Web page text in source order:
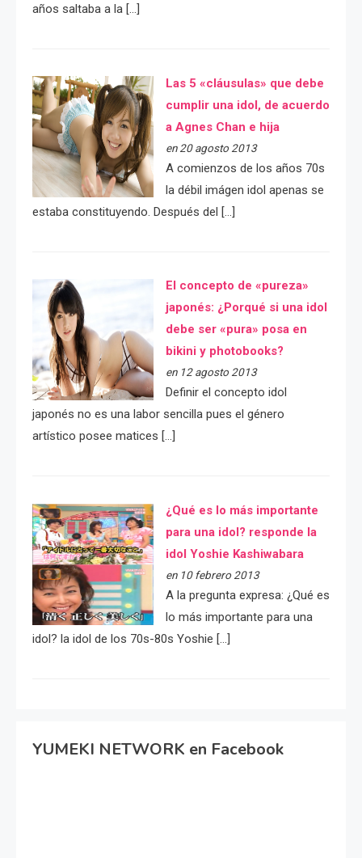
años saltaba a la […]
Las 5 «cláusulas» que debe
cumplir una idol, de acuerdo
a Agnes Chan e hija
en 20 agosto 2013
A comienzos de los años 70s
la débil imágen idol apenas se
estaba constituyendo. Después del […]
El concepto de «pureza»
japonés: ¿Porqué si una idol
debe ser «pura» posa en
bikini y photobooks?
en 12 agosto 2013
Definir el concepto idol
japonés no es una labor sencilla pues el género
artístico posee matices […]
¿Qué es lo más importante
para una idol? responde la
idol Yoshie Kashiwabara
en 10 febrero 2013
A la pregunta expresa: ¿Qué es
lo más importante para una
idol? la idol de los 70s-80s Yoshie […]
YUMEKI NETWORK en Facebook